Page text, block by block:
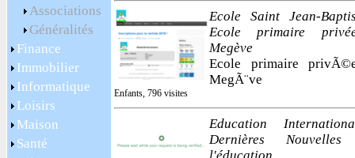
Associations
Généralités
Finance
Immobilier
Informatique
Loisirs
Maison
Santé
Ecole Saint Jean-
Ecole primaire
Megève
Ecole primaire
MegÃ¨ve
Enfants, 796 visites
Education
Dernières